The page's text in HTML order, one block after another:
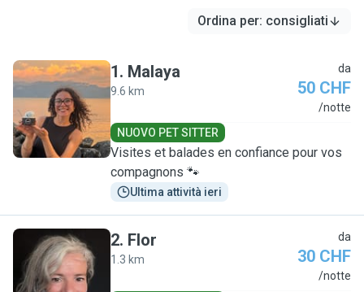
Ordina per: consigliati
M
1. Malaya
9.6 km
da
50 CHF
/notte
NUOVO PET SITTER
Visites et balades en confiance pour vos
compagnons 🐾
Ultima attività ieri
F
2. Flor
1.3 km
da
30 CHF
/notte